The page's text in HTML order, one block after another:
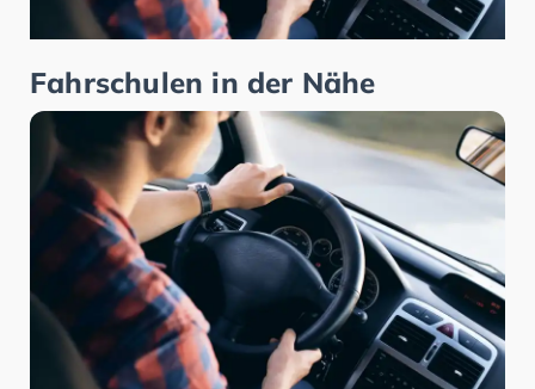
Fahrschulen in der Nähe